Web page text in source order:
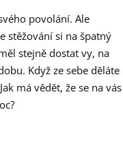
povolání. Ale
stěžování si na špatný
stejně dostat vy, na
Když ze sebe děláte
má vědět, že se na vás